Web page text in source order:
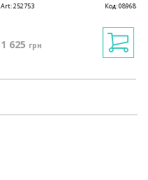
Art:252753 Код:08968
1 625 грн